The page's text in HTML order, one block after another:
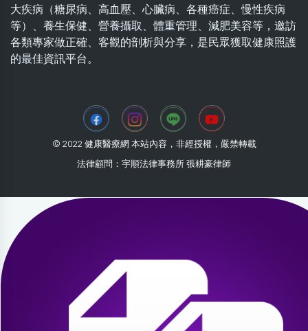
大疾病（糖尿病、高血壓、心臟病、各種癌症、慢性疾病
等）、養生保健、營養攝取、體重管理、減肥美容等，邀訪
各類專家做正確、客觀的剖析與分享，是民眾獲取健康照護
的最佳資訊平台。
© 2022 健康醫療網 本站內容，非經授權，嚴禁轉載
法律顧問：宇順法律事務所 張耕豪律師